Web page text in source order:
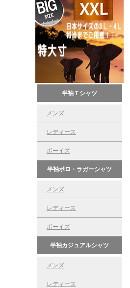
半袖Ｔシャツ
メンズ
レディース
ボーイズ
半袖ポロ・ラガーシャツ
メンズ
レディース
ボーイズ
半袖カジュアルシャツ
メンズ
レディース